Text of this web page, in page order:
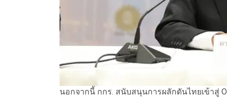
นอกจากนี้ กกร. สนับสนุนการผลักดันไทยเข้าสู่